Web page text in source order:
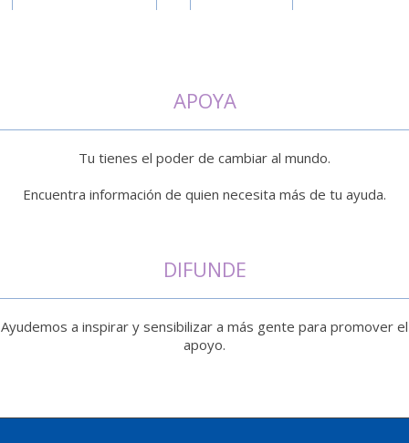
APOYA
Tu tienes el poder de cambiar al mundo.
Encuentra información de quien necesita más de tu ayuda.
DIFUNDE
Ayudemos a inspirar y sensibilizar a más gente para promover el
apoyo.